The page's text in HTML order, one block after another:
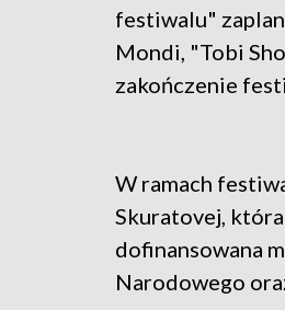
festiwalu"
Mondi, "Tobi
zakończenie
W ramach
Skuratovej,
dofinansowana
Narodowego